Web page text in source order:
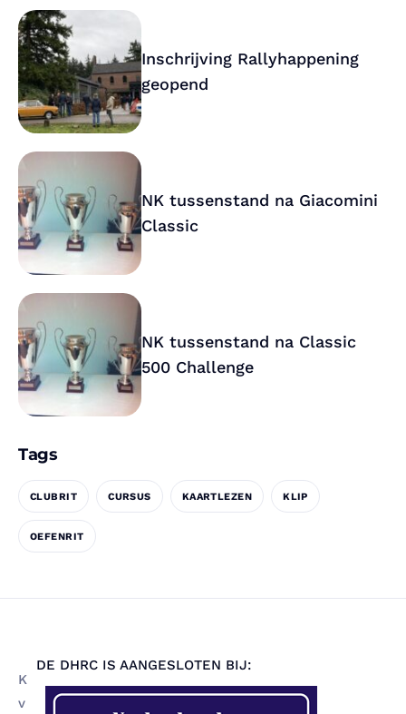
Inschrijving Rallyhappening
geopend
NK tussenstand na Giacomini
Classic
NK tussenstand na Classic
500 Challenge
Tags
CLUBRIT CURSUS KAARTLEZEN KLIP
OEFENRIT
K
v
DE DHRC IS AANGESLOTEN BIJ: